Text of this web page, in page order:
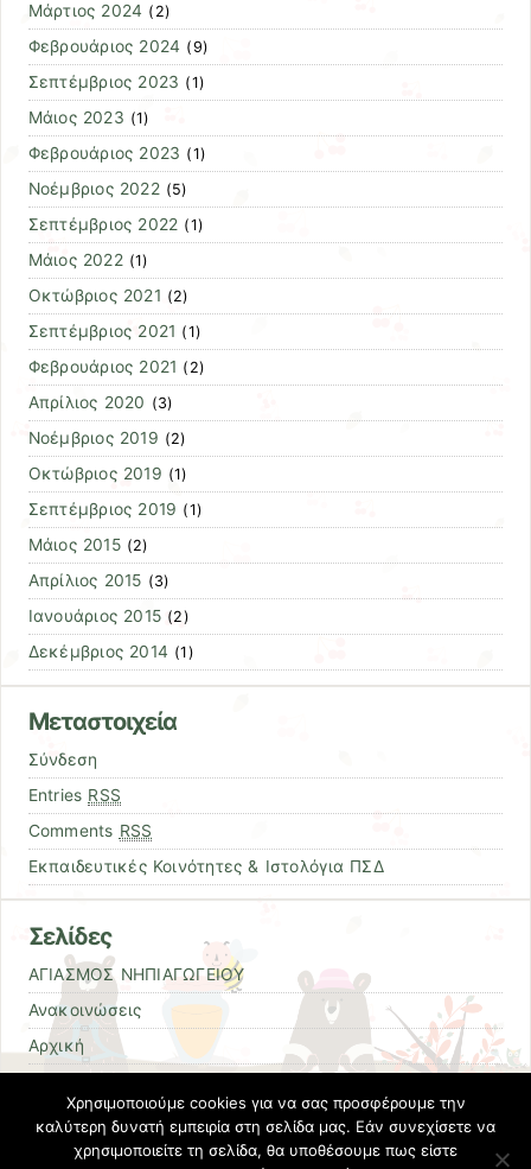
Μάρτιος 2024 (2)
Φεβρουάριος 2024 (9)
Σεπτέμβριος 2023 (1)
Μάιος 2023 (1)
Φεβρουάριος 2023 (1)
Νοέμβριος 2022(5)
Σεπτέμβριος 2022 (1)
Μάιος 2022(1)
Οκτώβριος 2021 (2)
Σεπτέμβριος 2021 (1)
Φεβρουάριος 2021 (2)
Απρίλιος 2020 (3)
Νοέμβριος 2019 (2)
Οκτώβριος 2019 (1)
Σεπτέμβριος 2019 (1)
Μάιος 2015(2)
Απρίλιος 2015 (3)
Ιανουάριος 2015 (2)
Δεκέμβριος 2014 (1)
Μεταστοιχεία
Σύνδεση
Entries RSS
Comments RSS
Εκπαιδευτικές Κοινότητες & Ιστολόγια ΠΣΔ
Σελίδες
ΑΓΙΑΣΜΟΣ ΝΗΠΙΑΓΩΓΕΙΟΥ
Ανακοινώσεις
Αρχική
Εκπαιδευτικοί
Επικοινωνία
Χρησιμοποιούμε cookies για να σας προσφέρουμε την
καλύτερη δυνατή εμπειρία στη σελίδα μας. Εάν συνεχίσετε να
χρησιμοποιείτε τη σελίδα, θα υποθέσουμε πως είστε